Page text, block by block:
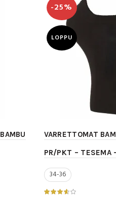
-25%
LOPPU
VARRETTOMAT
PR/PKT – TESEMA
34-36